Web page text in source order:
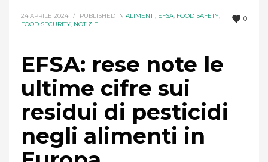
0
24 APRILE 2024 / PUBLISHED IN ALIMENTI, EFSA, FOOD SAFETY,
FOOD SECURITY, NOTIZIE
EFSA: rese note le
ultime cifre sui
residui di pesticidi
negli alimenti in